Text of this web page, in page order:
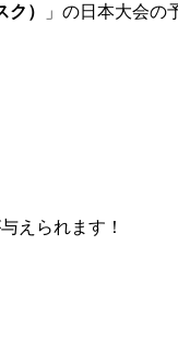
） 」の日本大会の
えられます！